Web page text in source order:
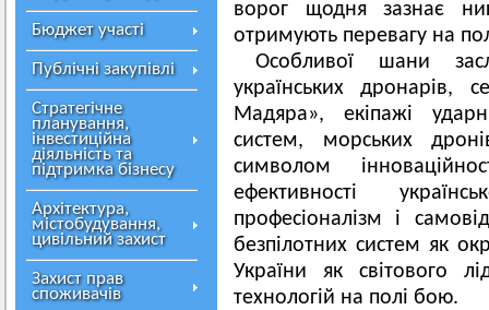
Бюджет участі
Публічні закупівлі
Стратегічне
планування,
інвестиційна
діяльність та
підтримка бізнесу
Архітектура,
містобудування,
цивільний захист
Захист прав
споживачів
ворог щодня зазнає
отримують перевагу на
Особливої шани
українських дронарів,
Мадяра», екіпажі
систем, морських
символом
ефективності
професіоналізм і
безпілотних систем як
України як світового
технологій на полі бою.